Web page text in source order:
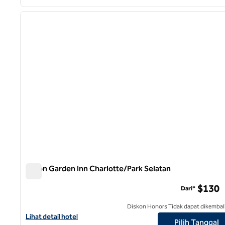
1 dari 12
Hilton Garden Inn Charlotte/Park Selatan
Lihat detail hotel untuk Hilton Garden Inn Charlotte/SouthPark
Lihat detail hotel
Dari* $130
Diskon Honors Tidak dapat
Pilih Tanggal